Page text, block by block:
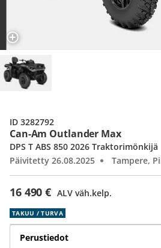
Can-Am Outlander Max
16 490 € ALV väh.kelp.
DPS T ABS 850 2026 Traktorimönkijä
Päivitetty 26.08.2025
Tampere,
ID 3282792
TAKUU / TURVA
Perustiedot